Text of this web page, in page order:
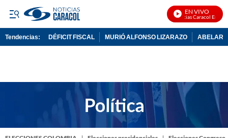
EN VIVO
Noticias Caracol En Vivo
Tendencias: DÉFICIT FISCAL MURIÓ ALFONSO LIZARAZO